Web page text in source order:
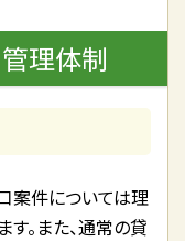
理体制
案件については理
。また、通常の貸